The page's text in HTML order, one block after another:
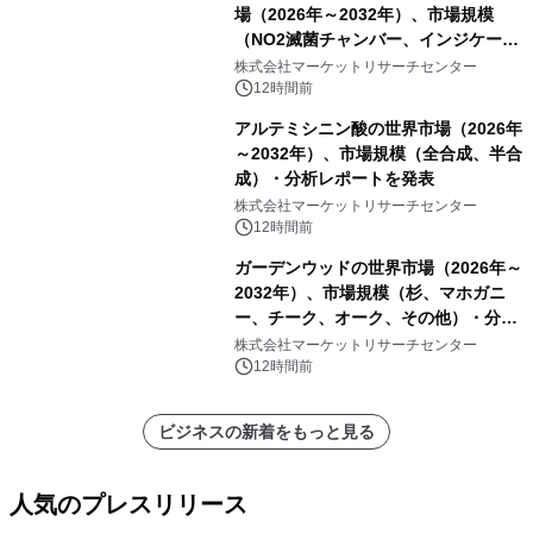
場（2026年～2032年）、市場規模
（NO2滅菌チャンバー、インジケータ
ーおよびモニタリングシステム、その
他）・分析レポートを発表
株式会社マーケットリサーチセンター
12時間前
アルテミシニン酸の世界市場（2026年
～2032年）、市場規模（全合成、半合
成）・分析レポートを発表
株式会社マーケットリサーチセンター
12時間前
ガーデンウッドの世界市場（2026年～
2032年）、市場規模（杉、マホガニ
ー、チーク、オーク、その他）・分析
レポートを発表
株式会社マーケットリサーチセンター
12時間前
ビジネスの新着をもっと見る
人気のプレスリリース